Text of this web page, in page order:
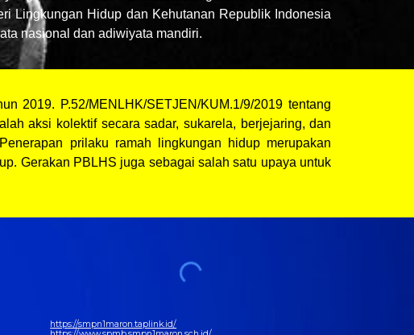
Lingkungan Hidup dan Kehutanan Republik Indonesia
nasional dan adiwiyata mandiri.
2019. P.52/MENLHK/SETJEN/KUM.1/9/2019 tentang
aksi kolektif secara sadar, sukarela, berjejaring, dan
prilaku ramah lingkungan hidup merupakan
Gerakan PBLHS juga sebagai salah satu upaya untuk
https://smpn1maron.taplink.id/